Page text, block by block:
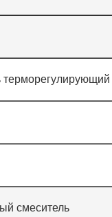
терморегулирующий
смеситель